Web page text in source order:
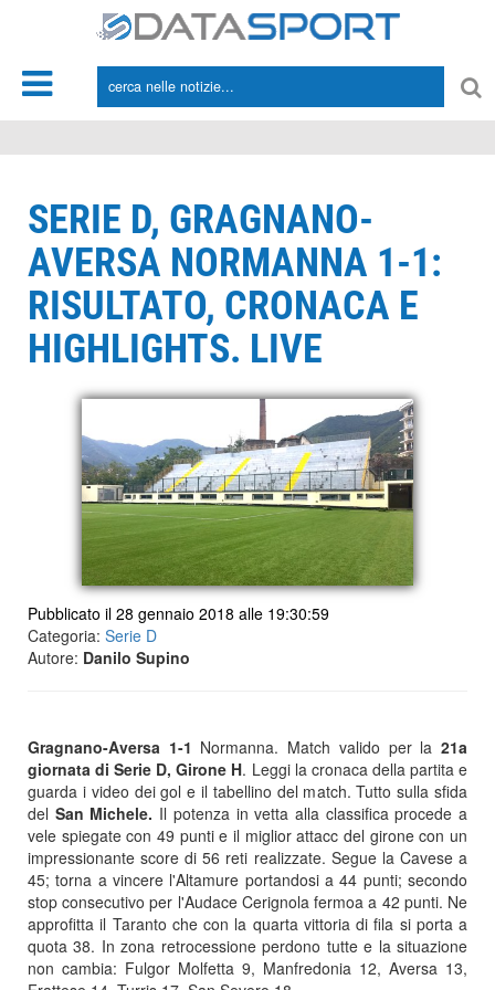
SERIE D, GRAGNANO-
AVERSA NORMANNA 1-1:
RISULTATO, CRONACA E
HIGHLIGHTS. LIVE
Pubblicato il 28 gennaio 2018 alle 19:30:59
Categoria: Serie D
Autore: Danilo Supino
Gragnano-Aversa 1-1 Normanna. Match valido per la21a
giornata di Serie D, Girone H. Leggi la cronaca della partita e
guarda i video dei gol e il tabellino del match. Tutto sulla sfida
del San Michele. Il potenza in vetta alla classifica procede a
vele spiegate con 49 punti e il miglior attacc del girone con un
impressionante score di 56 reti realizzate. Segue la Cavese a
45; torna a vincere l'Altamure portandosi a 44 punti; secondo
stop consecutivo per l'Audace Cerignola fermoa a 42 punti. Ne
approfitta il Taranto che con la quarta vittoria di fila si porta a
quota 38. In zona retrocessione perdono tutte e la situazione
non cambia: Fulgor Molfetta 9, Manfredonia 12, Aversa 13,